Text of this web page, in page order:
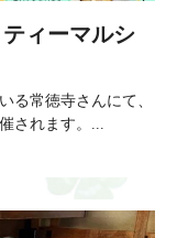
ィーマルシ
る常徳寺さんにて、
されます。...